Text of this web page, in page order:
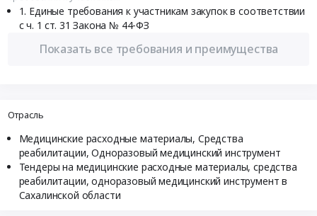
Единые требования к участникам закупок в соответствии
с ч. 1 ст. 31 Закона № 44-ФЗ
Показать все требования и преимущества
Отрасль
Медицинские расходные материалы, Средства
реабилитации, Одноразовый медицинский инструмент
Тендеры на медицинские расходные материалы, средства
реабилитации, одноразовый медицинский инструмент в
Сахалинской области